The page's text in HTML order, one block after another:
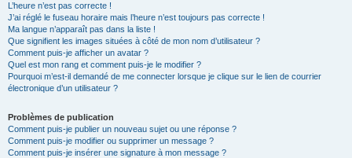
L’heure n’est pas correcte !
J’ai réglé le fuseau horaire mais l’heure n’est toujours pas correcte !
Ma langue n’apparaît pas dans la liste !
Que signifient les images situées à côté de mon nom d’utilisateur ?
Comment puis-je afficher un avatar ?
Quel est mon rang et comment puis-je le modifier ?
Pourquoi m’est-il demandé de me connecter lorsque je clique sur le lien de courrier
électronique d’un utilisateur ?
Problèmes de publication
Comment puis-je publier un nouveau sujet ou une réponse ?
Comment puis-je modifier ou supprimer un message ?
Comment puis-je insérer une signature à mon message ?